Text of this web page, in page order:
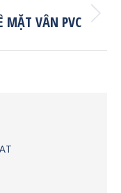
MẶT VÂN PVC